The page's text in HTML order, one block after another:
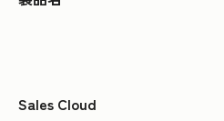
Sales Cloud